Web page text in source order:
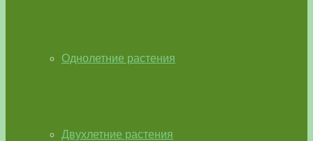
Однолетние растения
Двухлетние растения